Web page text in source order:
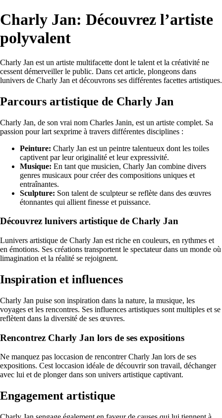
Charly Jan: Découvrez l’artiste
polyvalent
Charly Jan est un artiste multifacette dont le talent et la créativité ne
cessent démerveiller le public. Dans cet article, plongeons dans
lunivers de Charly Jan et découvrons ses différentes facettes artistiques.
Parcours artistique de Charly Jan
Charly Jan, de son vrai nom Charles Janin, est un artiste complet. Sa
passion pour lart sexprime à travers différentes disciplines :
Peinture: Charly Jan est un peintre talentueux dont les toiles
captivent par leur originalité et leur expressivité.
Musique: En tant que musicien, Charly Jan combine divers
genres musicaux pour créer des compositions uniques et
entraînantes.
Sculpture: Son talent de sculpteur se reflète dans des œuvres
étonnantes qui allient finesse et puissance.
Découvrez lunivers artistique de Charly Jan
Lunivers artistique de Charly Jan est riche en couleurs, en rythmes et
en émotions. Ses créations transportent le spectateur dans un monde où
limagination et la réalité se rejoignent.
Inspiration et influences
Charly Jan puise son inspiration dans la nature, la musique, les
voyages et les rencontres. Ses influences artistiques sont multiples et se
reflètent dans la diversité de ses œuvres.
Rencontrez Charly Jan lors de ses expositions
Ne manquez pas loccasion de rencontrer Charly Jan lors de ses
expositions. Cest loccasion idéale de découvrir son travail, déchanger
avec lui et de plonger dans son univers artistique captivant.
Engagement artistique